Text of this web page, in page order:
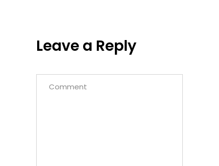
Leave a Reply